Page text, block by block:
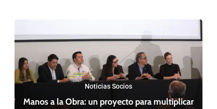
Noticias Socios
Manos a la Obra: un proyecto para multiplicar